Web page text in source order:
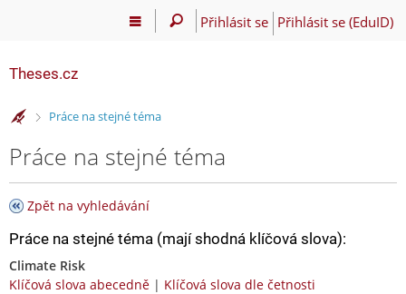
Přihlásit se Přihlásit se (EduID)
Theses.cz
>Práce na stejné téma
Práce na stejné téma
Zpět na vyhledávání
Práce na stejné téma (mají shodná klíčová slova):
Climate Risk
Klíčová slova abecedně | Klíčová slova dle četnosti